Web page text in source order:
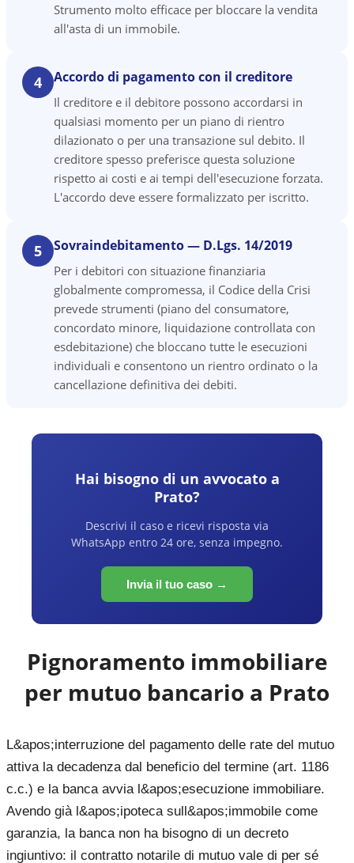
Strumento molto efficace per bloccare la vendita
all'asta di un immobile.
4 Accordo di pagamento con il creditore
Il creditore e il debitore possono accordarsi in
qualsiasi momento per un piano di rientro
dilazionato o per una transazione sul debito. Il
creditore spesso preferisce questa soluzione
rispetto ai costi e ai tempi dell'esecuzione forzata.
L'accordo deve essere formalizzato per iscritto.
5 Sovraindebitamento — D.Lgs. 14/2019
Per i debitori con situazione finanziaria
globalmente compromessa, il Codice della Crisi
prevede strumenti (piano del consumatore,
concordato minore, liquidazione controllata con
esdebitazione) che bloccano tutte le esecuzioni
individuali e consentono un rientro ordinato o la
cancellazione definitiva dei debiti.
Hai bisogno di un avvocato a
Prato?
Descrivi il caso e ricevi risposta via
WhatsApp entro 24 ore, senza impegno.
Invia il tuo caso →
Pignoramento immobiliare
per mutuo bancario a Prato
L&apos;interruzione del pagamento delle rate del mutuo
attiva la decadenza dal beneficio del termine (art. 1186
c.c.) e la banca avvia l&apos;esecuzione immobiliare.
Avendo già l&apos;ipoteca sull&apos;immobile come
garanzia, la banca non ha bisogno di un decreto
ingiuntivo: il contratto notarile di mutuo vale di per sé